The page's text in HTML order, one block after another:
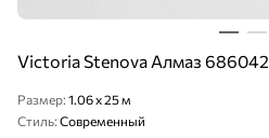
Victoria Stenova Алмаз 686042
Размер: 1.06 x 25 м
Стиль: Современный